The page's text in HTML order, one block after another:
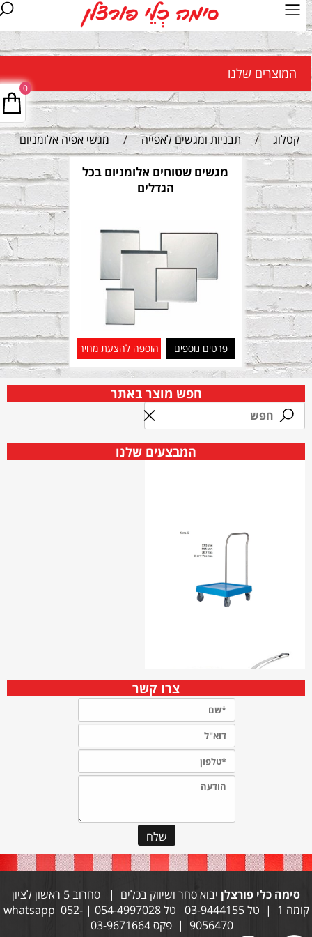
המוצרים שלנו
קטלוג / תבניות ומגשים לאפייה / מגשי אפיה אלומניום
0
מגשים שטוחים אלומניום בכל
הגדלים
פרטים נוספים הוספה להצעת מחיר
חפש מוצר באתר
המבצעים שלנו
צרו קשר
סימה כלי פורצלן
יבוא סחר ושיווק בכלים | סחרוב 5 ראשון לציון
קומה 1 | טל 03-9444155 טל 054-4997028 | whatsapp 052-
9056470 | פקס 03-9671664